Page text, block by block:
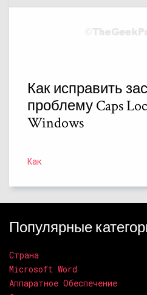
Как исправить
проблему Caps
Windows
Как
Популярные
Страна
Microsoft Word
Аппаратное Обеспечение